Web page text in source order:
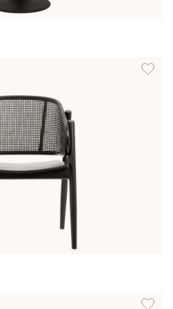
Lägg
Lägg